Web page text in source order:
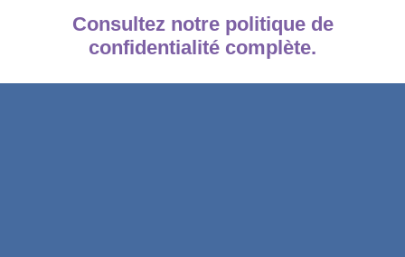
Consultez notre politique de
confidentialité complète.